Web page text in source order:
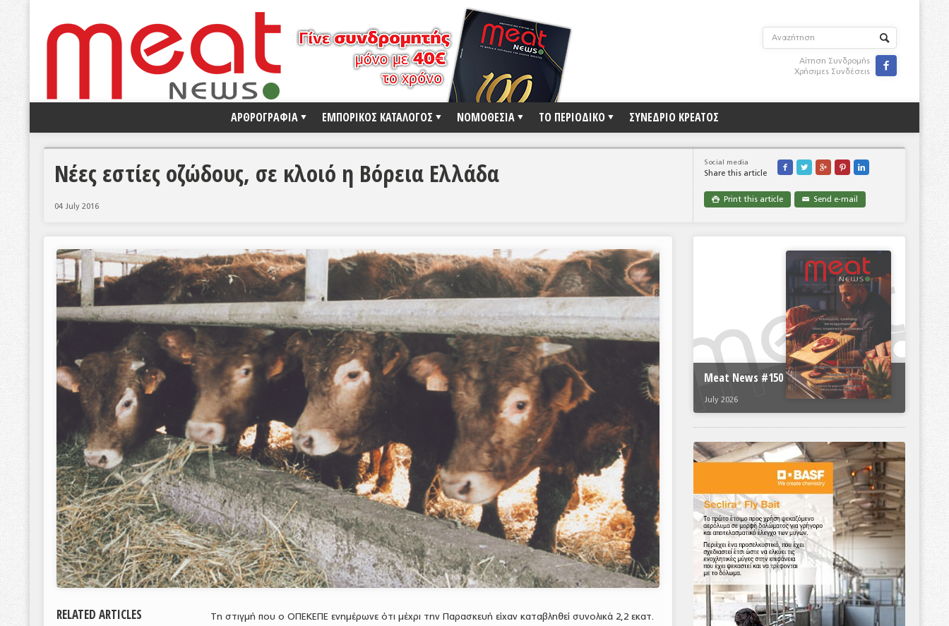
Αίτηση Συνδρομής
Χρήσιμες Συνδέσεις

ΑΡΘΡΟΓΡΑΦΙΑ ΕΜΠΟΡΙΚΟΣ ΚΑΤΑΛΟΓΟΣ ΝΟΜΟΘΕΣΙΑ ΤΟ ΠΕΡΙΟΔΙΚΟ ΣΥΝΕΔΡΙΟ ΚΡΕΑΤΟΣ
Social media
Share this article
    
 Print this article ✉ Send e-mail
Νέες εστίες οζώδους, σε κλοιό η Βόρεια Ελλάδα
04 July 2016
RELATED ARTICLES
Τη στιγμή που ο ΟΠΕΚΕΠΕ ενημέρωνε ότι μέχρι την Παρασκευή είχαν καταβληθεί συνολικά 2,2 εκατ.
Meat News #150
July 2026